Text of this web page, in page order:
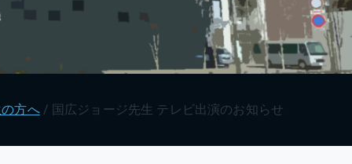
方へ 国広ジョージ先生 テレビ出演のお知らせ